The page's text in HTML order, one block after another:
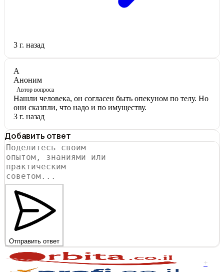
3 г. назад
А
Аноним
Автор вопроса
Нашли человека, он согласен быть опекуном по телу. Но
они сказпли, что надо и по имуществу.
3 г. назад
Добавить ответ
Отправить ответ
+